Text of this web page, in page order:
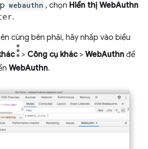
webauthn , chọn Hiển thị WebAuthn
.
cùng bên phải, hãy nhấp vào biểu
> Công cụ khác> WebAuthn để
WebAuthn.